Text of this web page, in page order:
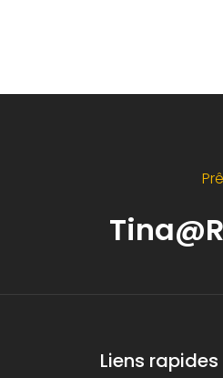
Liens rapides